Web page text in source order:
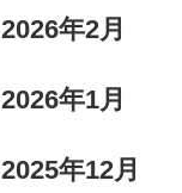
2026年2月
2026年1月
2025年12月